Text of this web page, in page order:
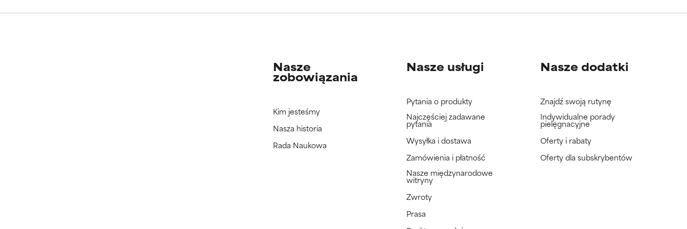
Nie oceniliśmy jeszcze tego składnika, ponieważ nie mieliśmy okazji przeanalizować badań na
Nie oceniliśmy jeszcze tego składnika, ponieważ nie mieliśmy okazji przeanalizować badań na
Nasze
zobowiązania
Kim jesteśmy
Nasza historia
Rada Naukowa
Nasze usługi
Pytania o produkty
Najczęściej zadawane
pytania
Wysyłka i dostawa
Zamówienia i płatność
Nasze międzynarodowe
witryny
Zwroty
Prasa
Nasze dodatki
Znajdź swoją rutynę
Indywidualne porady
pielęgnacyjne
Oferty i rabaty
Oferty dla subskrybentów